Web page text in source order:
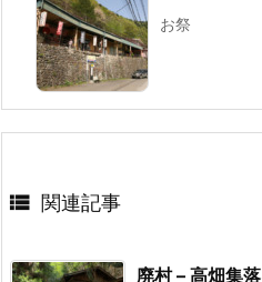
お祭
 関連記事
廃村 – 高畑集落